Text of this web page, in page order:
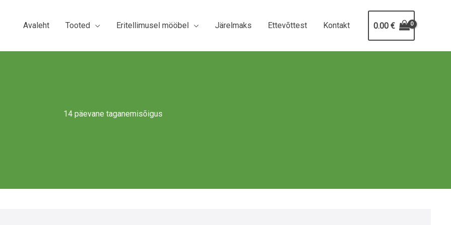
Avaleht Tooted Eritellimusel mööbel Järelmaks Ettevõttest Kontakt 0.00 €
14 päevane taganemisõigus